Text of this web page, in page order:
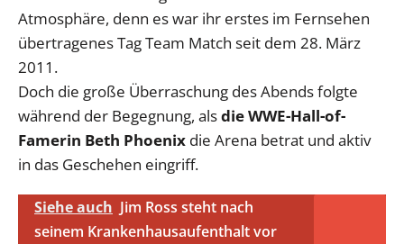
Atmosphäre, denn es war ihr erstes im Fernsehen
übertragenes Tag Team Match seit dem 28. März
2011.
Doch die große Überraschung des Abends folgte
während der Begegnung, alsdie WWE-Hall-of-
Famerin Beth Phoenix die Arena betrat und aktiv
in das Geschehen eingriff.
Siehe auch Jim Ross steht nach
seinem Krankenhausaufenthalt vor